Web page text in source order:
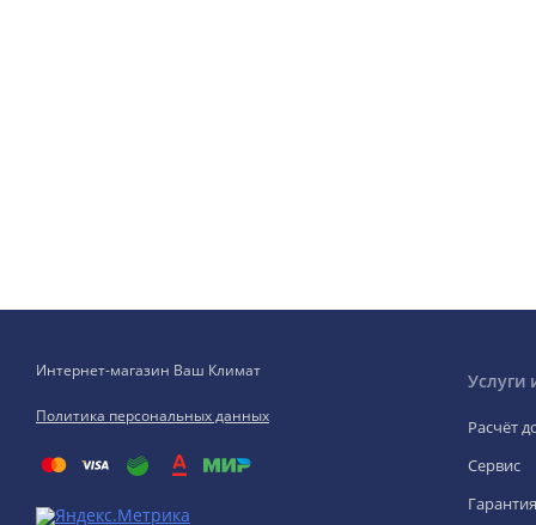
Интернет-магазин Ваш Климат
Политика персональных данных
Услуги
Расчёт
Сервис
Гарантия